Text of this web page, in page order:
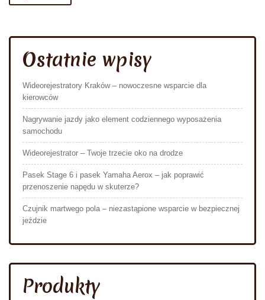
Ostatnie wpisy
Wideorejestratory Kraków – nowoczesne wsparcie dla
kierowców
Nagrywanie jazdy jako element codziennego wyposażenia
samochodu
Wideorejestrator – Twoje trzecie oko na drodze
Pasek Stage 6 i pasek Yamaha Aerox – jak poprawić
przenoszenie napędu w skuterze?
Czujnik martwego pola – niezastąpione wsparcie w bezpiecznej
jeździe
Produkty